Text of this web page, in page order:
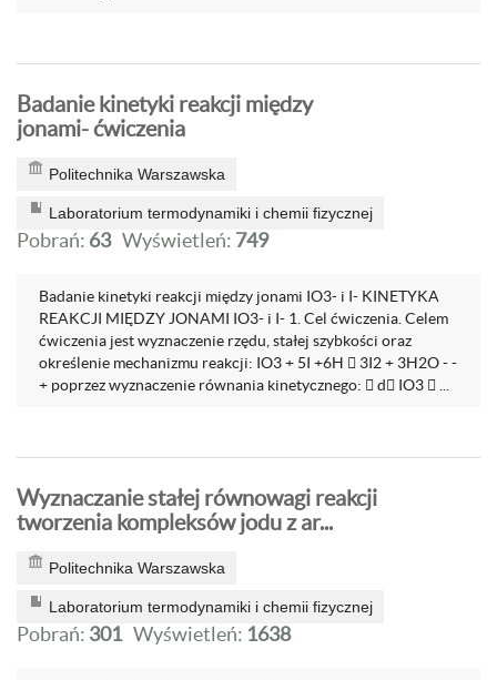
Badanie kinetyki reakcji między
jonami- ćwiczenia
Politechnika Warszawska
Laboratorium termodynamiki i chemii fizycznej
Pobrań: 63 Wyświetleń: 749
Badanie kinetyki reakcji między jonami IO3- i I- KINETYKA
REAKCJI MIĘDZY JONAMI IO3- i I- 1. Cel ćwiczenia. Celem
ćwiczenia jest wyznaczenie rzędu, stałej szybkości oraz
określenie mechanizmu reakcji: IO3 + 5I +6H  3I2 + 3H2O - -
+ poprzez wyznaczenie równania kinetycznego:  d IO3  ...
Wyznaczanie stałej równowagi reakcji
tworzenia kompleksów jodu z ar...
Politechnika Warszawska
Laboratorium termodynamiki i chemii fizycznej
Pobrań: 301 Wyświetleń: 1638